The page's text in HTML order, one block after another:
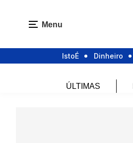
Menu
IstoÉ Dinheiro
ÚLTIMAS